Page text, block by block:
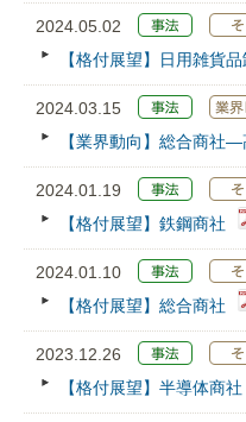
2024.05.02
【格付展望】日用雑貨品
2024.03.15
【業界動向】総合商社
2024.01.19
【格付展望】鉄鋼商社
2024.01.10
【格付展望】総合商社
2023.12.26
【格付展望】半導体商社